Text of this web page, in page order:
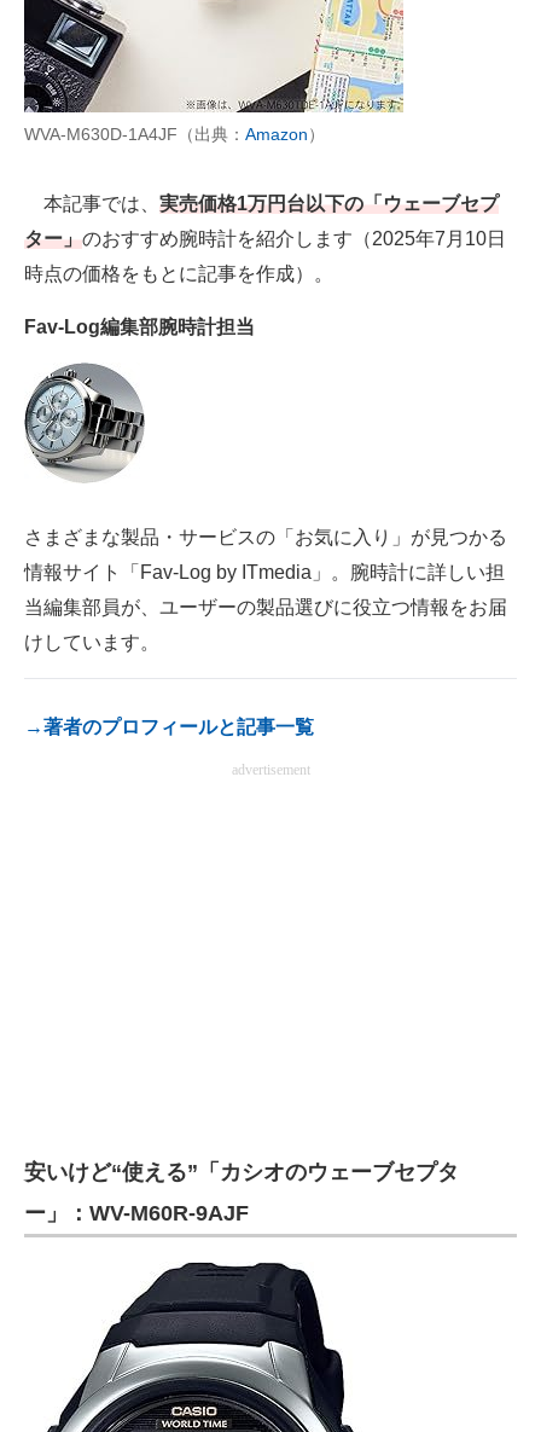
経営リーダーのコミュニティ
マーケ×ITの今がよく分かる
ITエンジニア向け専門サイト
IT製品の技術・比較・事例
製造業のIT導入・活用を支援
モノづくり技術者専門サイト
エレクトロニクス専門サイト
電子設計の基本と応用
エネルギーの専門メディア
建設×テクノロジーの最前線
ちょっと気になるネットの話題
WVA-M630D-1A4JF（出典： Amazon）
本記事では、 実売価格1万円台以下の「ウェーブセプ
ター」のおすすめ腕時計を紹介します（2025年7月10日
時点の価格をもとに記事を作成）。
Fav-Log編集部腕時計担当
さまざまな製品・サービスの「お気に入り」が見つかる
情報サイト「Fav-Log by ITmedia」。腕時計に詳しい担
当編集部員が、ユーザーの製品選びに役立つ情報をお届
けしています。
→著者のプロフィールと記事一覧
advertisement
安いけど“使える”「カシオのウェーブセプタ
ー」：WV-M60R-9AJF